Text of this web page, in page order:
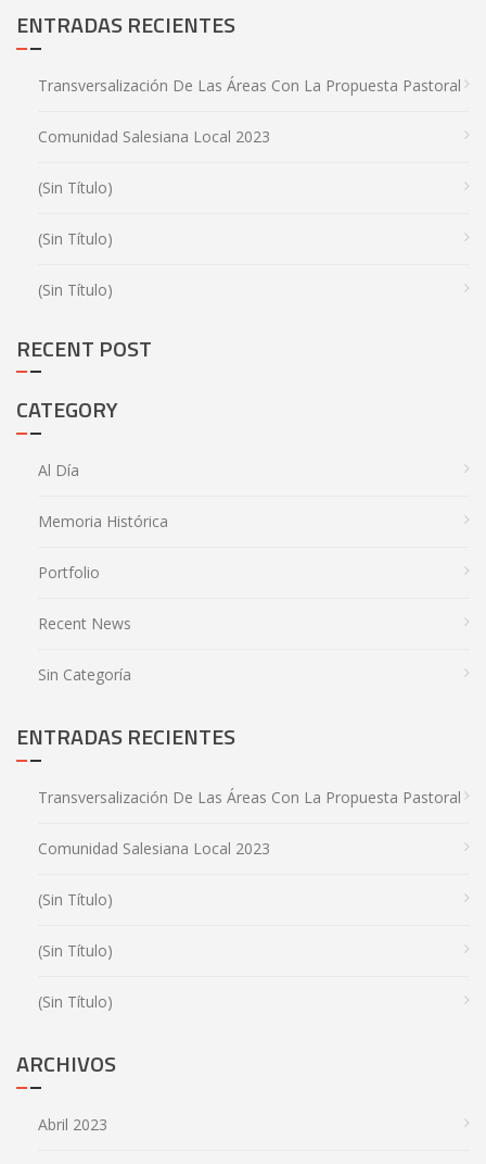
ENTRADAS RECIENTES
Transversalización De Las Áreas Con La Propuesta Pastoral
Comunidad Salesiana Local 2023
(sin Título)
(sin Título)
(sin Título)
RECENT POST
CATEGORY
Al Día
Memoria Histórica
Portfolio
Recent News
Sin Categoría
ENTRADAS RECIENTES
Transversalización De Las Áreas Con La Propuesta Pastoral
Comunidad Salesiana Local 2023
(sin Título)
(sin Título)
(sin Título)
ARCHIVOS
Abril 2023